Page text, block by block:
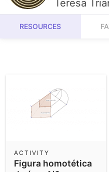
Algebra
Operations
Community Resources
Calculators
Geometry
3D Calculator
Teresa
RESOURCES
Figura homotética
ACTIVITY